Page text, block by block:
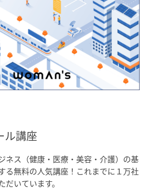
ル講座
ネス（健康・医療・美容・介護）の基
る無料の人気講座！これまでに１万社
いています。